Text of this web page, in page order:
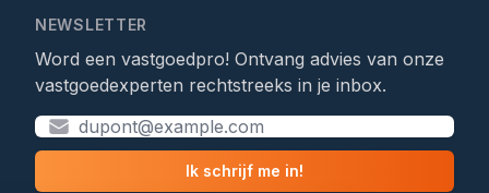
NEWSLETTER
Word een vastgoedpro! Ontvang advies van onze
vastgoedexperten rechtstreeks in je inbox.
Ik schrijf me in!